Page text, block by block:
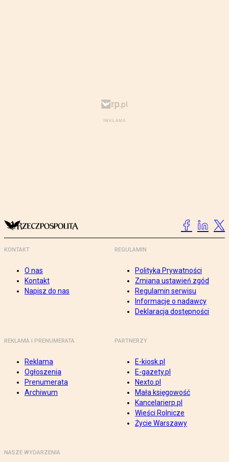
KONTAKT
O nas
Kontakt
Napisz do nas
REGULAMIN
Polityka Prywatności
Zmiana ustawień zgód
Regulamin serwisu
Informacje o nadawcy
Deklaracja dostępności
REKLAMA I PRENUMERATA
Reklama
Ogłoszenia
Prenumerata
Archiwum
PARTNERZY
E-kiosk.pl
E-gazety.pl
Nexto.pl
Mała księgowość
Kancelarierp.pl
Wieści Rolnicze
Życie Warszawy
NASZE WYDARZENIA